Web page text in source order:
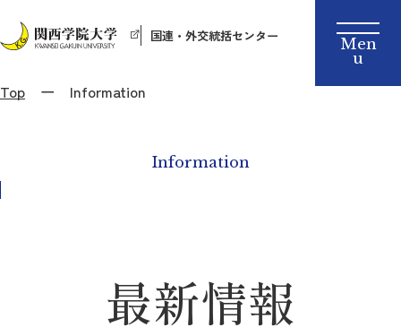
国連・外交統括センター
Top Information
Information
最新情報